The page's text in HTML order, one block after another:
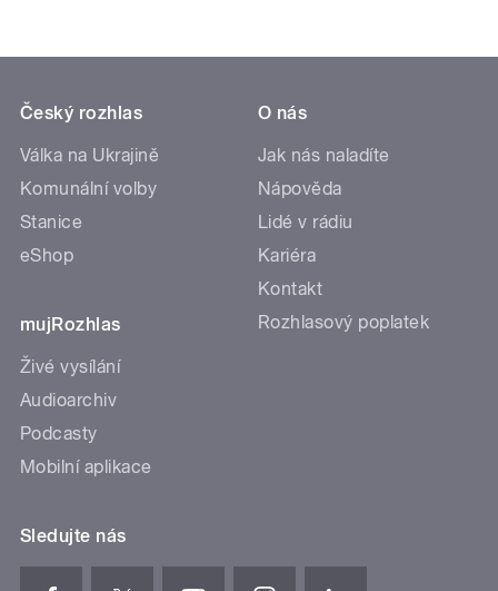
Český rozhlas
Válka na Ukrajině
Komunální volby
Stanice
eShop
mujRozhlas
Živé vysílání
Audioarchiv
Podcasty
Mobilní aplikace
O nás
Jak nás naladíte
Nápověda
Lidé v rádiu
Kariéra
Kontakt
Rozhlasový poplatek
Sledujte nás